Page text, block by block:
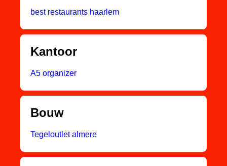
best restaurants haarlem
Kantoor
A5 organizer
Bouw
Tegeloutlet almere